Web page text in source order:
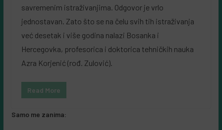
savremenim istraživanjima. Odgovor je vrlo
jednostavan. Zato što se na čelu svih tih istraživanja
već desetak i više godina nalazi Bosanka i
Hercegovka, profesorica i doktorica tehničkih nauka
Azra Korjenić (rođ. Zulović).
Read More
Samo me zanima: